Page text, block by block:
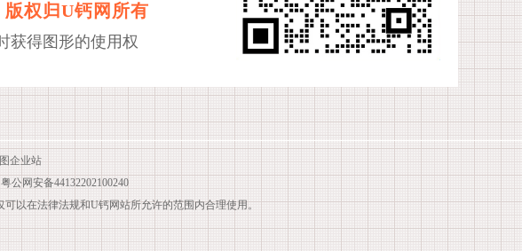
权归U钙网所有
获得图形的使用权
企业站
粤公网安备44132202100240
以在法律法规和U钙网站所允许的范围内合理使用。